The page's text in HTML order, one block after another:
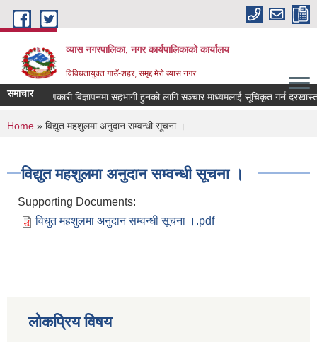
Skip to main content
व्यास नगरपालिका, नगर कार्यपालिकाको कार्यालय
विविधतायुक्त गाउँ-शहर, समृद्द मेरो व्यास नगर
समाचार
कल्याणकारी विज्ञापनमा सहभागी हुनको लागि सञ्चार माध्यमलाई सूचिकृत गर्न दरखास्त
You are here
Home » विद्युत महशुलमा अनुदान सम्वन्धी सूचना ।
विद्युत महशुलमा अनुदान सम्वन्धी सूचना ।
Supporting Documents:
विधुत महशुलमा अनुदान सम्वन्धी सूचना ।.pdf
लोकप्रिय विषय